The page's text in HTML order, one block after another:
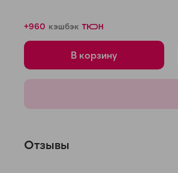
+960 кэшбэк
В корзину
Отзывы